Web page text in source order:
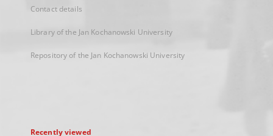
Contact details
Library of the Jan Kochanowski University
Repository of the Jan Kochanowski University
Recently viewed